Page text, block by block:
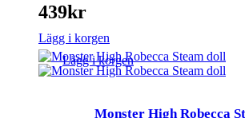
439kr
Lägg i korgen
Lägg i korgen
Monster High Robecca